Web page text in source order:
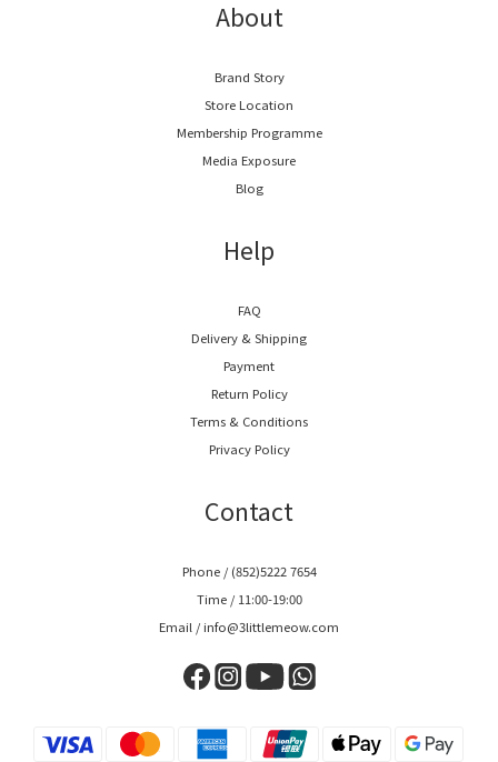
About
Brand Story
Store Location
Membership Programme
Media Exposure
Blog
Help
FAQ
Delivery & Shipping
Payment
Return Policy
Terms & Conditions
Privacy Policy
Contact
Phone / (852)5222 7654
Time / 11:00-19:00
Email / info@3littlemeow.com